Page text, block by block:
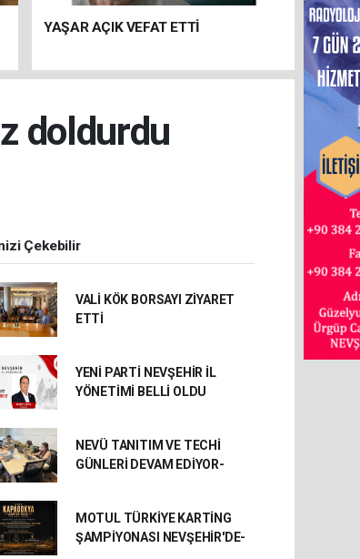
YAŞAR AÇIK VEFAT ETTİ
doldurdu
Çekebilir
VALİ KÖK BORSAYI ZİYARET
ETTİ
YENİ PARTİ NEVŞEHİR İL
YÖNETİMİ BELLİ OLDU
NEVÜ TANITIM VE TECHİ
GÜNLERİ DEVAM EDİYOR-
MOTUL TÜRKİYE KARTİNG
ŞAMPİYONASI NEVŞEHİR'DE-